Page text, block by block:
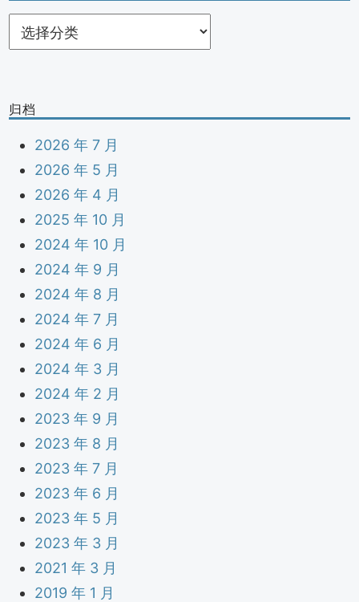
分
类
归档
2026 年 7 月
2026 年 5 月
2026 年 4 月
2025 年 10 月
2024 年 10 月
2024 年 9 月
2024 年 8 月
2024 年 7 月
2024 年 6 月
2024 年 3 月
2024 年 2 月
2023 年 9 月
2023 年 8 月
2023 年 7 月
2023 年 6 月
2023 年 5 月
2023 年 3 月
2021 年 3 月
2019 年 1 月